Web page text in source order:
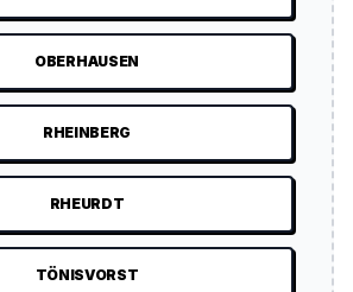
OBERHAUSEN
RHEINBERG
RHEURDT
TÖNISVORST